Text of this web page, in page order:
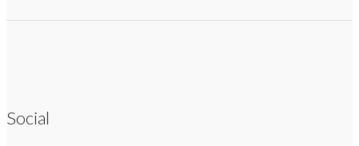
Social